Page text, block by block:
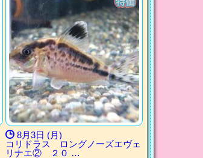
8月3日 (月)
コリドラス ロングノーズエヴェ
リナエ② ２０ …